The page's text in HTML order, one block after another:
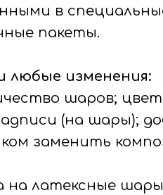
в
пакеты.
любые изменения:
шаров;
(на шары);
заменить
на латексные